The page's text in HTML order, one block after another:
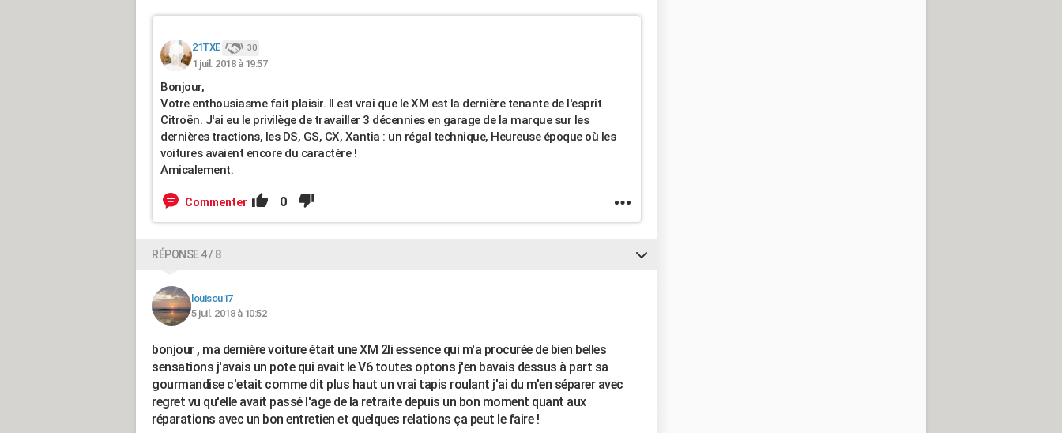
21TXE 30
1 juil. 2018 à 19:57
Bonjour,
Votre enthousiasme fait plaisir. Il est vrai que le XM est la dernière tenante de l'esprit
Citroën. J'ai eu le privilège de travailler 3 décennies en garage de la marque sur les
dernières tractions, les DS, GS, CX, Xantia : un régal technique, Heureuse époque où les
voitures avaient encore du caractère !
Amicalement.
Commenter 0
RÉPONSE 4 / 8
louisou17
5 juil. 2018 à 10:52
bonjour , ma dernière voiture était une XM 2li essence qui m'a procurée de bien belles
sensations j'avais un pote qui avait le V6 toutes optons j'en bavais dessus à part sa
gourmandise c'etait comme dit plus haut un vrai tapis roulant j'ai du m'en séparer avec
regret vu qu'elle avait passé l'age de la retraite depuis un bon moment quant aux
réparations avec un bon entretien et quelques relations ça peut le faire !